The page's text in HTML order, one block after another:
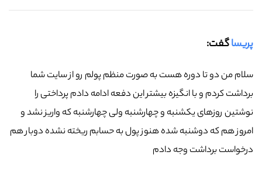
پریساگفت:
سلام من دو تا دوره هست به صورت منظم پولم رو از سایت شما
برداشت کردم و با انگیزه بیشتر این دفعه ادامه دادم پرداختی را
نوشتین روزهای یکشنبه و چهارشنبه ولی چهارشنبه که واریز نشد و
امروز هم که دوشنبه شده هنوز پول به حسابم ریخته نشده دوبار هم
درخواست برداشت وجه دادم